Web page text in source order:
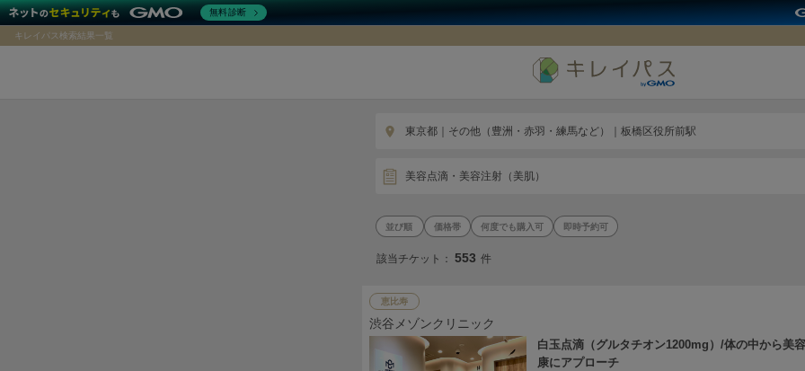
キレイパス検索結果一覧
東京都｜その他（豊洲・赤羽・練馬など）｜板橋区役所前駅
美容点滴・美容注射（美肌）
価格帯 何度でも購入可 即時予約可
該当チケット：553 件
恵比寿
渋谷メゾンクリニック
白玉点滴（グルタチオン1200mg）/体の中から美
康にアプローチ
無料診断